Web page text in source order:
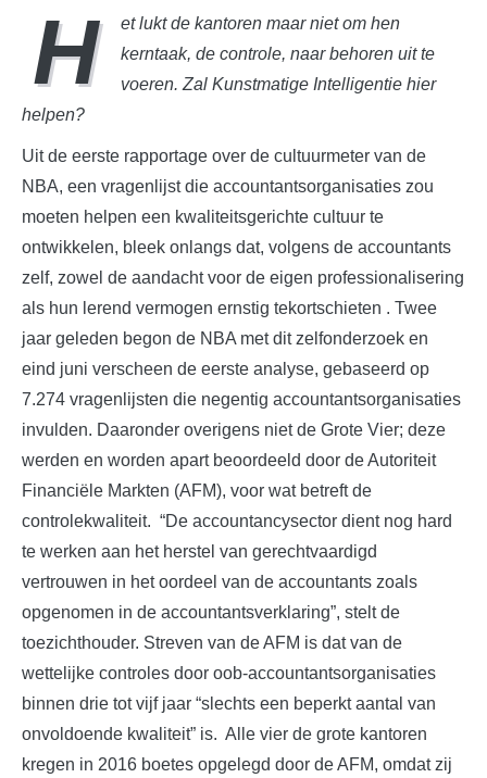
H
et lukt de kantoren maar niet om hen
kerntaak, de controle, naar behoren uit te
voeren. Zal Kunstmatige Intelligentie hier
helpen?
Uit de eerste rapportage over de cultuurmeter van de
NBA, een vragenlijst die accountantsorganisaties zou
moeten helpen een kwaliteitsgerichte cultuur te
ontwikkelen, bleek onlangs dat, volgens de accountants
zelf, zowel de aandacht voor de eigen professionalisering
als hun lerend vermogen ernstig tekortschieten . Twee
jaar geleden begon de NBA met dit zelfonderzoek en
eind juni verscheen de eerste analyse, gebaseerd op
7.274 vragenlijsten die negentig accountantsorganisaties
invulden. Daaronder overigens niet de Grote Vier; deze
werden en worden apart beoordeeld door de Autoriteit
Financiële Markten (AFM), voor wat betreft de
controlekwaliteit. “De accountancysector dient nog hard
te werken aan het herstel van gerechtvaardigd
vertrouwen in het oordeel van de accountants zoals
opgenomen in de accountantsverklaring”, stelt de
toezichthouder. Streven van de AFM is dat van de
wettelijke controles door oob-accountantsorganisaties
binnen drie tot vijf jaar “slechts een beperkt aantal van
onvoldoende kwaliteit” is. Alle vier de grote kantoren
kregen in 2016 boetes opgelegd door de AFM, omdat zij